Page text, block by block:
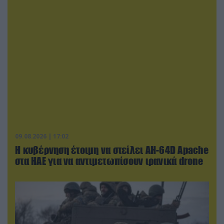
09.08.2026 | 17:02
Η κυβέρνηση έτοιμη να στείλει AH-64D Apache
στα ΗΑΕ για να αντιμετωπίσουν ιρανικά drone